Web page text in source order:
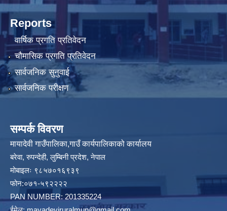
Reports
वार्षिक प्रगति प्रतिवेदन
चौमासिक प्रगति प्रतिवेदन
सार्वजनिक सुनुवाई
सार्वजनिक परीक्षण
सम्पर्क विवरण
मायादेवी गाउँपालिका,गाउँ कार्यपालिकाको कार्यालय
बरेवा, रुपन्देही, लुम्बिनी प्रदेश, नेपाल
मोबाइलः ९८५७०१६९३९
फोन:०७१-५९२२२२
PAN NUMBER: 201335224